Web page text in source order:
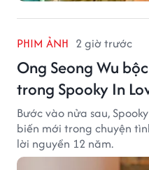
PHIM ẢNH 2 giờ trước
Ong Seong Wu
trong Spooky In
Bước vào nửa sau,
biến mới trong chuyện
lời nguyền 12 năm.